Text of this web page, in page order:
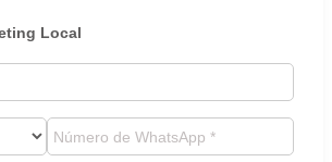
Local